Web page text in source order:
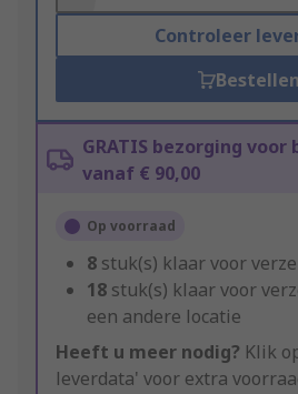
Controleer
Bestellen
GRATIS bezorging
vanaf € 90,00
Op voorraad
8 stuk(s) klaar voor
18 stuk(s) klaar voor
een andere locatie
Heeft u meer nodig? Klik
leverdata' voor extra